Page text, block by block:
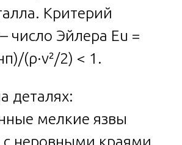
Критерий
число Эйлера Eu =
(ρ·v²/2) < 1.
деталях:
мелкие язвы
неровными краями